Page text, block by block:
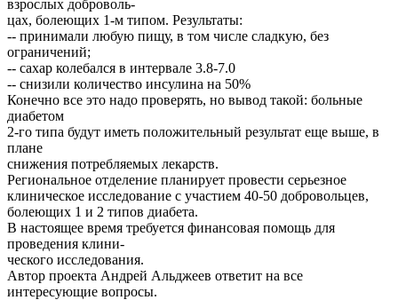
взрослых доброволь-
цах, болеющих 1-м типом. Результаты:
-- принимали любую пищу, в том числе сладкую, без
ограничений;
-- сахар колебался в интервале 3.8-7.0
-- снизили количество инсулина на 50%
Конечно все это надо проверять, но вывод такой: больные
диабетом
2-го типа будут иметь положительный результат еще выше, в
плане
снижения потребляемых лекарств.
Региональное отделение планирует провести серьезное
клиническое исследование с участием 40-50 добровольцев,
болеющих 1 и 2 типов диабета.
В настоящее время требуется финансовая помощь для
проведения клини-
ческого исследования.
Автор проекта Андрей Альджеев ответит на все
интересующие вопросы.